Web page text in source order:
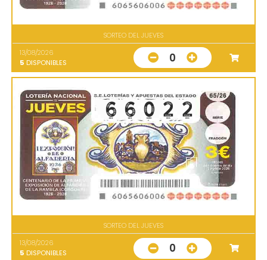
SORTEO DEL JUEVES
13/08/2026
5 DISPONIBLES 0
SORTEO DEL JUEVES
13/08/2026
5 DISPONIBLES 0